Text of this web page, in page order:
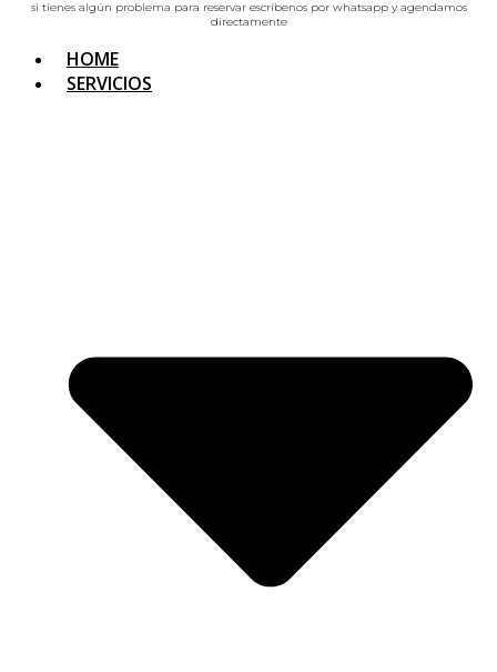
si tienes algún problema para reservar escríbenos por whatsapp y agendamos
directamente
HOME
SERVICIOS